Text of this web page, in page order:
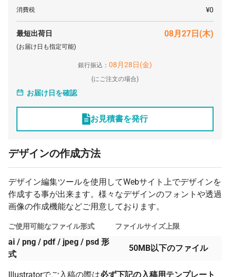
3000 枚 ¥12,348,000
消費税 ¥0
最短出荷日 08月27日(木)
(お届け日も指定可能)
銀行振込： 08月28日(金)
(にご注文の場合)
お届け日を確認
お見積書を発行
デザインの作成方法
デザイン編集ツールを使用してWebサイト上でデザインを
作成する事が出来ます。様々なデザインのフォントや透過
画像の作成機能などご用意しております。
ご使用可能なファイル形式
ai / png / pdf / jpeg / psd 形
式
ファイルサイズ上限
50MB以下のファイル
Illustratorでご入稿の際は必ず下記の入稿用テンプレート